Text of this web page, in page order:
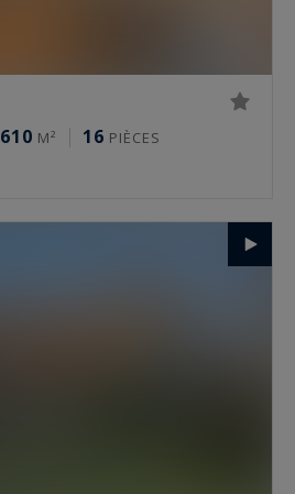
610 M² 16 PIÈCES